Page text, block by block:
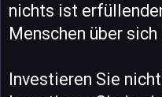
nichts ist
Menschen über sich
Investieren Sie